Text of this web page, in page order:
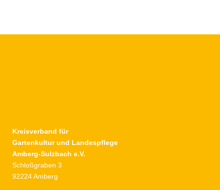
Kreisverband für
Gartenkultur und Landespflege
Amberg-Sulzbach e.V.
Schloßgraben 3
92224 Amberg